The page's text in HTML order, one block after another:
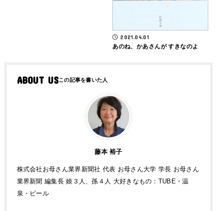
2021.04.01
あのね、かあさんが すきなのよ
ABOUT US
藤本 裕子
株式会社お母さん業界新聞社 代表 お母さん大学 学長 お母さん
業界新聞 編集長 娘３人、孫４人 大好きなもの：TUBE・温
泉・ビール